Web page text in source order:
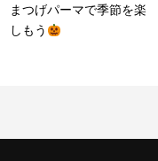
まつげパーマで季節を楽
しもう